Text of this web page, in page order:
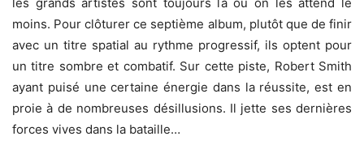
moins. Pour clôturer ce septième album, plutôt que de finir
avec un titre spatial au rythme progressif, ils optent pour
un titre sombre et combatif. Sur cette piste, Robert Smith
ayant puisé une certaine énergie dans la réussite, est en
proie à de nombreuses désillusions. Il jette ses dernières
forces vives dans la bataille…